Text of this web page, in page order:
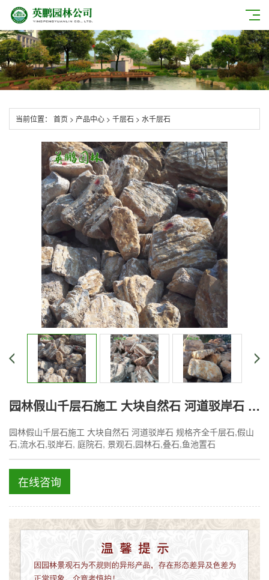
当前位置： 首页 > 产品中心 > 千层石 > 水千层石
园林假山千层石施工 大块自然石 河道驳岸石 规格齐全
园林假山千层石施工 大块自然石 河道驳岸石 规格齐全千层石,假山
石,流水石,驳岸石, 庭院石, 景观石,园林石,叠石,鱼池置石
在线咨询